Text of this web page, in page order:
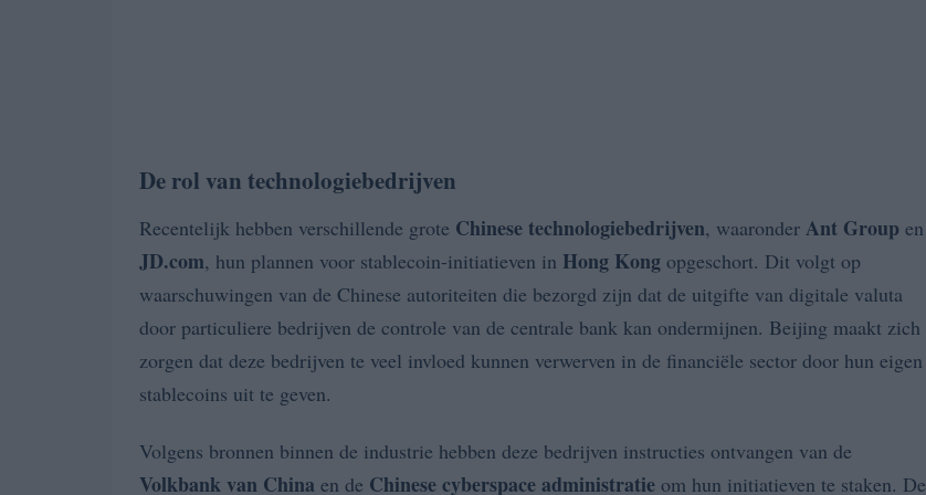
De rol van technologiebedrijven
Recentelijk hebben verschillende grote Chinese technologiebedrijven, waaronder Ant Group en
JD.com, hun plannen voor stablecoin-initiatieven in Hong Kong opgeschort. Dit volgt op
waarschuwingen van de Chinese autoriteiten die bezorgd zijn dat de uitgifte van digitale valuta
door particuliere bedrijven de controle van de centrale bank kan ondermijnen. Beijing maakt zich
zorgen dat deze bedrijven te veel invloed kunnen verwerven in de financiële sector door hun eigen
stablecoins uit te geven.
Volgens bronnen binnen de industrie hebben deze bedrijven instructies ontvangen van de
Volkbank van China en de Chinese cyberspace administratie om hun initiatieven te staken. De